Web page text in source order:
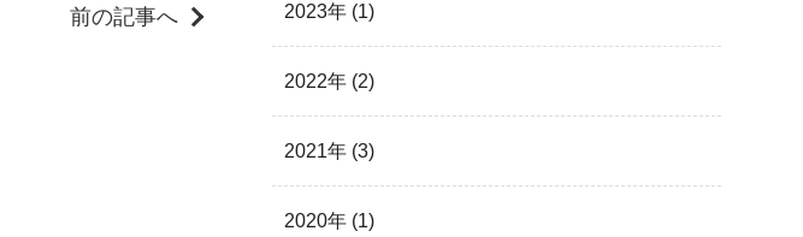
前の記事へ 2023年 (1)
2022年 (2)
2021年 (3)
2020年 (1)